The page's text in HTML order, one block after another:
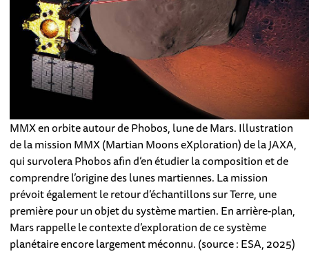
MMX en orbite autour de Phobos, lune de Mars. Illustration
de la mission MMX (Martian Moons eXploration) de la JAXA,
qui survolera Phobos afin d’en étudier la composition et de
comprendre l’origine des lunes martiennes. La mission
prévoit également le retour d’échantillons sur Terre, une
première pour un objet du système martien. En arrière-plan,
Mars rappelle le contexte d’exploration de ce système
planétaire encore largement méconnu. (source : ESA, 2025)